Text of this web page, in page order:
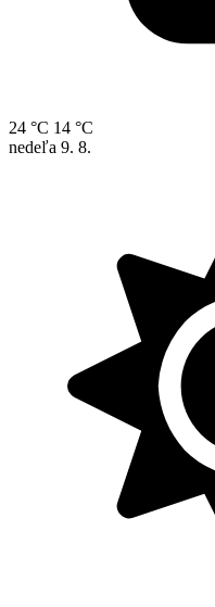
24 °C 14 °C
nedeľa 9. 8.